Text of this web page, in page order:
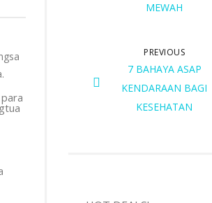
MEWAH
PREVIOUS
7 BAHAYA ASAP
KENDARAAN BAGI
KESEHATAN